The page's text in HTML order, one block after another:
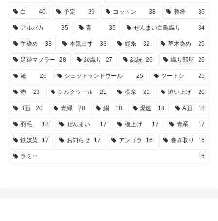
白 40 予定 39 コットン 38 整経 36
アルパカ 35 青 35 ぜんまい白鳥織り 34
手染め 33 本気出す 33 縦糸 32 草木染め 29
足跡マフラー 28 綾織り 27 綜絖 26 織り部屋 26
筬 26 シェットランドウール 25 ツートン 25
赤 23 シルクウール 21 横糸 21 追い上げ 20
B面 20 青緑 20 絹 18 爆速 18 A面 18
羽毛 18 ぜんまい 17 機上げ 17 青系 17
鉄媒染 17 お知らせ 17 アンゴラ 16 巻き取り 16
ラミー 16